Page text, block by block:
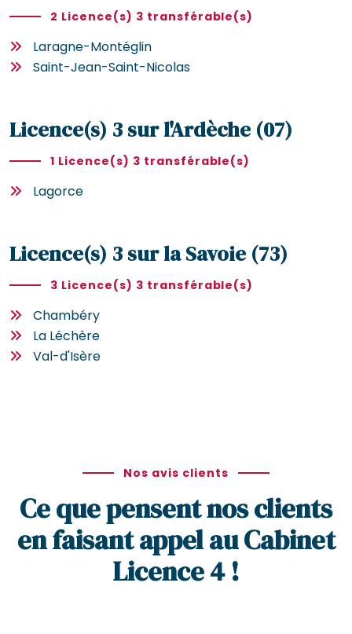
2 Licence(s) 3 transférable(s)
Laragne-Montéglin
Saint-Jean-Saint-Nicolas
Licence(s) 3 sur l'Ardèche (07)
1 Licence(s) 3 transférable(s)
Lagorce
Licence(s) 3 sur la Savoie (73)
3 Licence(s) 3 transférable(s)
Chambéry
La Léchère
Val-d'Isère
Nos avis clients
Ce que pensent nos clients
en faisant appel au Cabinet
Licence 4 !